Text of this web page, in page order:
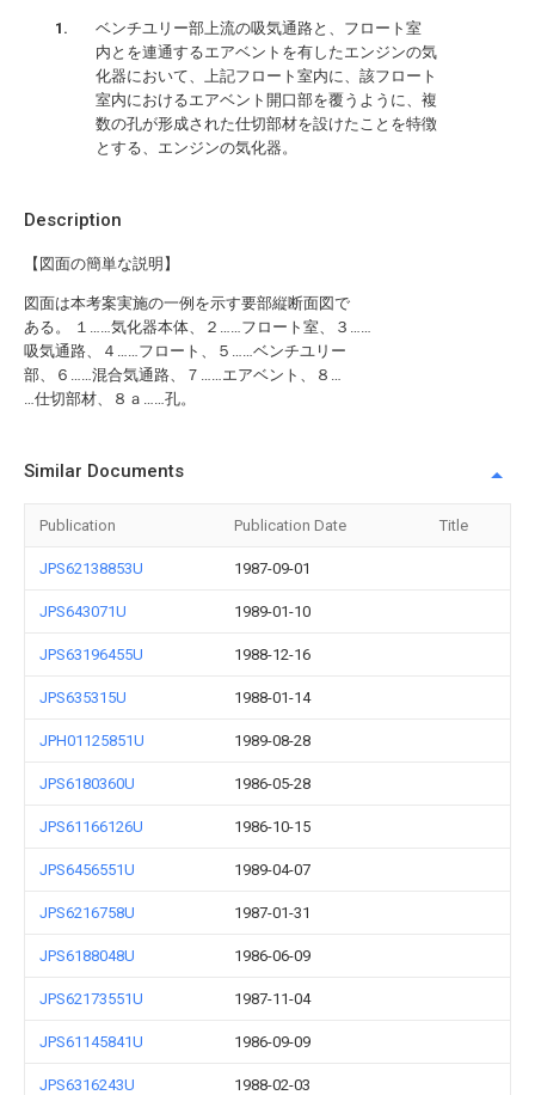
Description
【図面の簡単な説明】
図面は本考案実施の一例を示す要部縦断面図で
ある。 １……気化器本体、２……フロート室、３……
吸気通路、４……フロート、５……ベンチユリー
部、６……混合気通路、７……エアベント、８…
…仕切部材、８ａ……孔。
ベンチユリー部上流の吸気通路と、フロート室
内とを連通するエアベントを有したエンジンの気
化器において、上記フロート室内に、該フロート
室内におけるエアベント開口部を覆うように、複
数の孔が形成された仕切部材を設けたことを特徴
とする、エンジンの気化器。
Similar Documents
Publication Publication Date Title
JPS62138853U 1987-09-01
JPS643071U 1989-01-10
JPS63196455U 1988-12-16
JPS635315U 1988-01-14
JPH01125851U 1989-08-28
JPS6180360U 1986-05-28
JPS61166126U 1986-10-15
JPS6456551U 1989-04-07
JPS6216758U 1987-01-31
JPS6188048U 1986-06-09
JPS62173551U 1987-11-04
JPS61145841U 1986-09-09
JPS6316243U 1988-02-03